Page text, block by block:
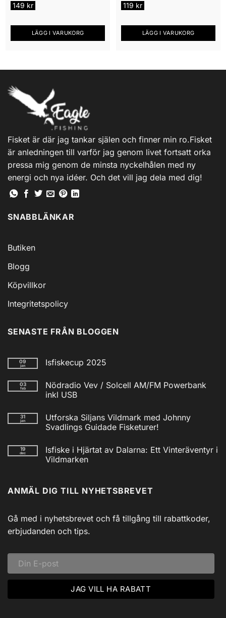
149 kr
LÄGG I VARUKORG
119 kr
LÄGG I VARUKORG
Fisket är där jag tankar själen och finner min ro.Fisket
är anledningen till varför jag genom livet fortsatt orka
pressa mig genom de minsta nyckelhålen med ny
energi och nya idéer. Och det vill jag dela med dig!
SNABBLÄNKAR
Butiken
Blogg
Köpvillkor
Integritetspolicy
SENASTE FRÅN BLOGGEN
09
jan Isfiskecup 2025
till
Isfiskecup
2025
03
feb
Nödradio Vev / Solcell AM/FM Powerbank
inkl USB
till
Nödradio
Vev
AM/FM
Powerbank
inkl
31
jan
Utforska Siljans Vildmark med Johnny
Svadlings Guidade Fisketurer!
till
Utforska
Siljans
Svadlings
Guidade
19
dec
Isfiske i Hjärtat av Dalarna: Ett Vinteräventyr i
Vildmarken
Isfiske
i
Dalarna:
Ett
Vinteräventyr
i
ANMÄL DIG TILL NYHETSBREVET
Gå med i nyhetsbrevet och få tillgång till rabattkoder,
erbjudanden och tips.